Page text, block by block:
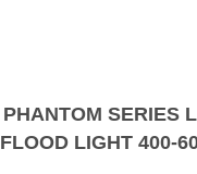
PHANTOM SERIES
FLOOD LIGHT 400-